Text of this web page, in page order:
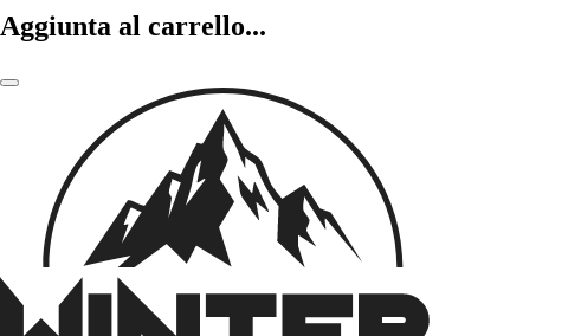
Aggiunta al carrello...